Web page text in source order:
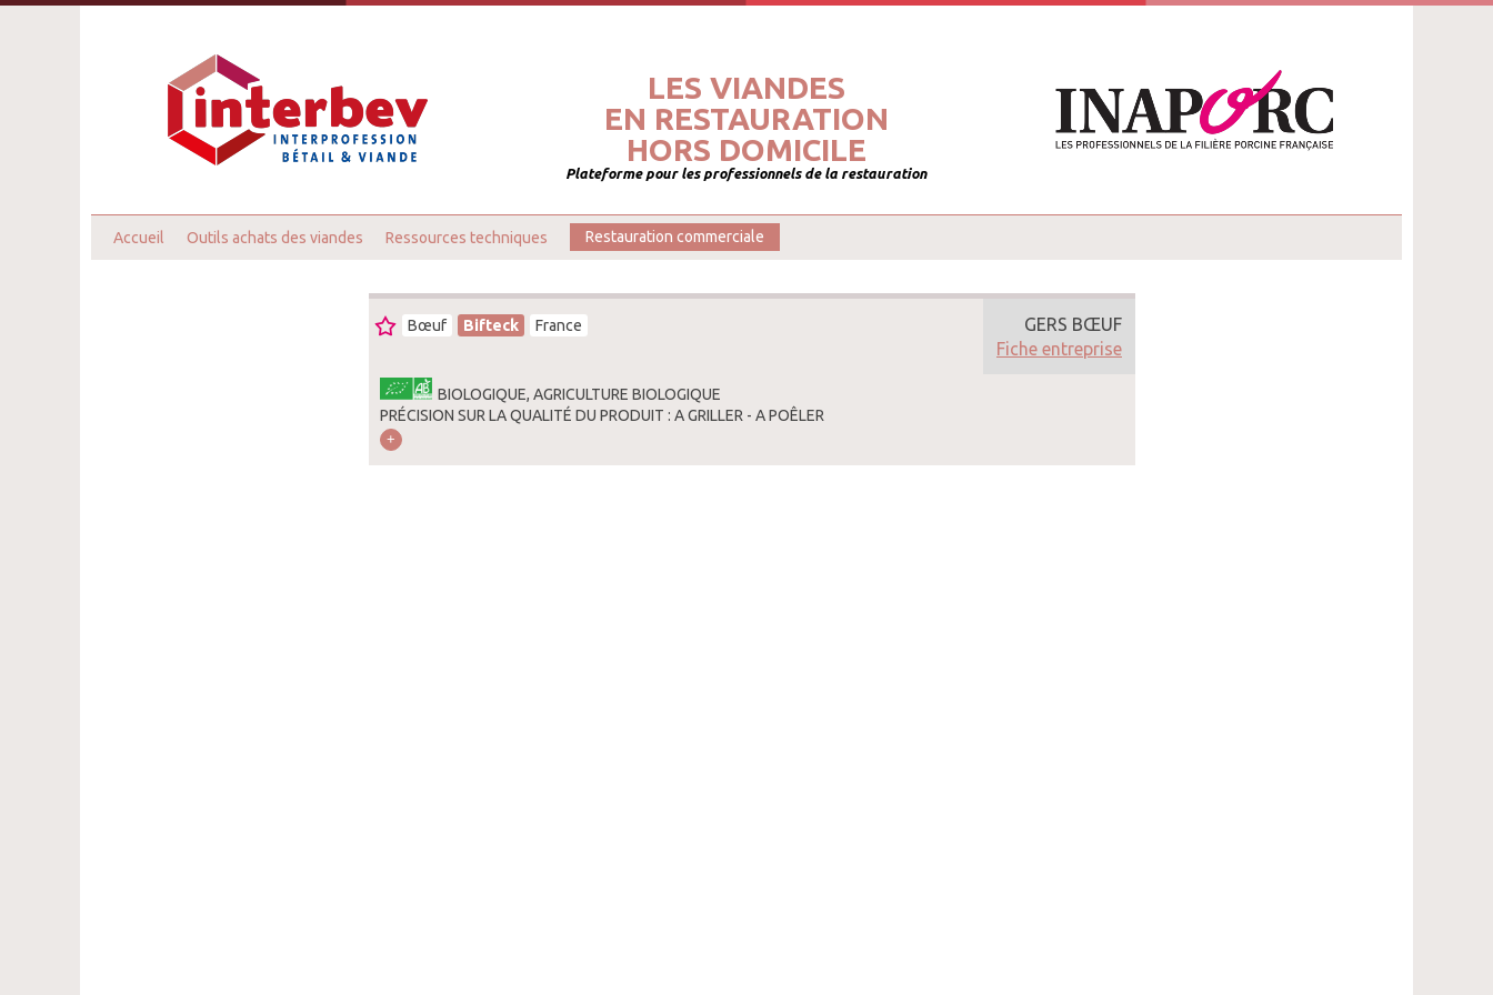
LES VIANDES
EN RESTAURATION
HORS DOMICILE
Plateforme pour les professionnels de la restauration
Accueil Outils achats des viandes Ressources techniques Restauration commerciale
Bœuf Bifteck France
BIOLOGIQUE, AGRICULTURE BIOLOGIQUE
PRÉCISION SUR LA QUALITÉ DU PRODUIT : A GRILLER - A POÊLER
GERS BŒUF
Fiche entreprise